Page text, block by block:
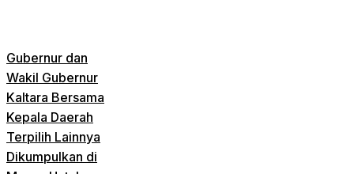
Gubernur dan
Wakil Gubernur
Kaltara Bersama
Kepala Daerah
Terpilih Lainnya
Dikumpulkan di